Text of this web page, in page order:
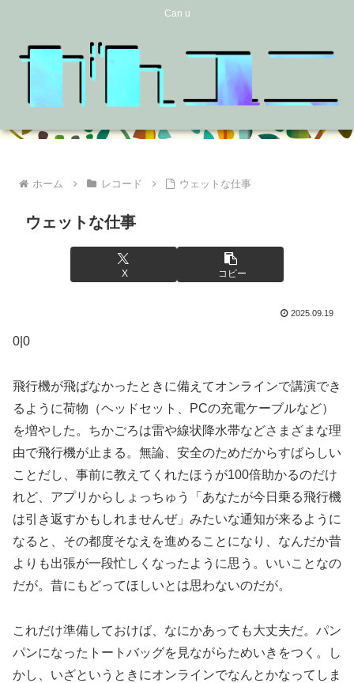
Can u
ホーム レコード ウェットな仕事
ウェットな仕事
X コピー
2025.09.19
0|0
飛行機が飛ばなかったときに備えてオンラインで講演でき
るように荷物（ヘッドセット、PCの充電ケーブルなど）
を増やした。ちかごろは雷や線状降水帯などさまざまな理
由で飛行機が止まる。無論、安全のためだからすばらしい
ことだし、事前に教えてくれたほうが100倍助かるのだけ
れど、アプリからしょっちゅう「あなたが今日乗る飛行機
は引き返すかもしれませんぜ」みたいな通知が来るように
なると、その都度そなえを進めることになり、なんだか昔
よりも出張が一段忙しくなったように思う。いいことなの
だが。昔にもどってほしいとは思わないのだが。
これだけ準備しておけば、なにかあっても大丈夫だ。パン
パンになったトートバッグを見ながらためいきをつく。し
かし、いざというときにオンラインでなんとかなってしま